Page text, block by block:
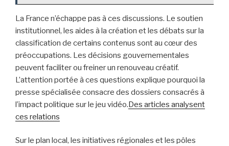
La France n’échappe pas à ces discussions. Le soutien
institutionnel, les aides à la création et les débats sur la
classification de certains contenus sont au cœur des
préoccupations. Les décisions gouvernementales
peuvent faciliter ou freiner un renouveau créatif.
L’attention portée à ces questions explique pourquoi la
presse spécialisée consacre des dossiers consacrés à
l’impact politique sur le jeu vidéo.Des articles analysent
ces relations
Sur le plan local, les initiatives régionales et les pôles